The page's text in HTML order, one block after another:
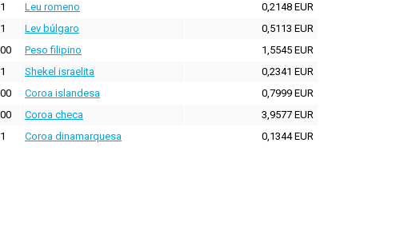
1 Leu romeno
0,2148 EUR
1 Lev búlgaro
0,5113 EUR
Peso filipino
1,5545 EUR
1 Shekel israelita
0,2341 EUR
Coroa islandesa
0,7999 EUR
Coroa checa
3,9577 EUR
1 Coroa dinamarquesa 0,1344 EUR